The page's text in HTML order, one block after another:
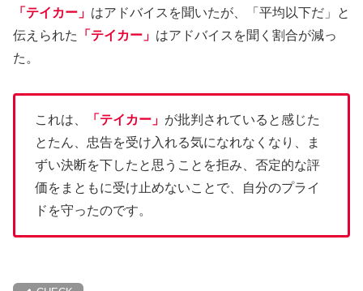
「テイカー」 はアドバイスを聞いたが、「平均以下だ」と
伝えられた
「テイカー」 はアドバイスを聞く割合が減っ
た。
これは、 「テイカー」 が批判されていると感じた
とたん、忠告を受け入れる気になれなくなり、ま
ずい決断を下したと思うことを拒み、否定的な評
価をまともに受け止めないことで、自分のプライ
ドを守ったのです。